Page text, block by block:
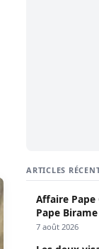
ARTICLES
Affaire
Pape
7 août 2026